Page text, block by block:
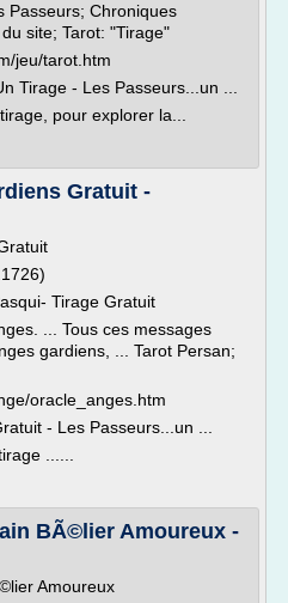
Passeurs; Chroniques
site; Tarot: "Tirage"
jeu/tarot.htm
Tirage - Les Passeurs...un ...
pour explorer la...
Gratuit -
Tirage Gratuit
... Tous ces messages
gardiens, ... Tarot Persan;
oracle_anges.htm
- Les Passeurs...un ...
......
BÃ©lier Amoureux -
Amoureux